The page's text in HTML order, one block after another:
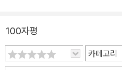
채 살아가는 위선으로 가득 찬 인
다. 그리하여 이 작품은 영국의 스토리텔러 로버트 루이스 스티븐
슨이 남긴 괴기소설이면서 인간 본
걸작으로 꼽힌다. 1886년에 출간되
100자평
카테고리